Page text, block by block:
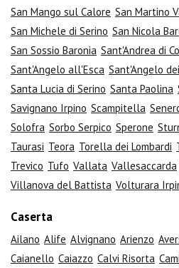
San Mango sul Calore San Martino
San Michele di Serino San Nicola
San Sossio Baronia Sant'Andrea di
Sant'Angelo all'Esca Sant'Angelo
Santa Lucia di Serino Santa Paolina
Savignano Irpino Scampitella
Solofra Sorbo Serpico Sperone
Taurasi Teora Torella dei Lombardi
Trevico Tufo Vallata Vallesaccarda
Villanova del Battista Volturara
Caserta
Ailano Alife Alvignano Arienzo
Caianello Caiazzo Calvi Risorta